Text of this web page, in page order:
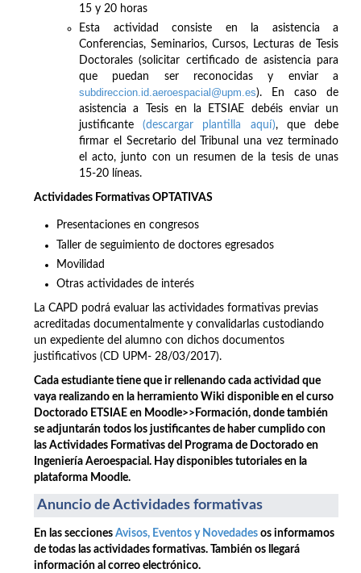
15 y 20 horas
Esta actividad consiste en la asistencia a
Conferencias, Seminarios, Cursos, Lecturas de Tesis
Doctorales (solicitar certificado de asistencia para
que puedan ser reconocidas y enviar a
subdireccion.id.aeroespacial@upm.es). En caso de
asistencia a Tesis en la ETSIAE debéis enviar un
justificante(descargar plantilla aquí), que debe
firmar el Secretario del Tribunal una vez terminado
el acto, junto con un resumen de la tesis de unas
15-20 líneas.
Actividades Formativas OPTATIVAS
Presentaciones en congresos
Taller de seguimiento de doctores egresados
Movilidad
Otras actividades de interés
La CAPD podrá evaluar las actividades formativas previas
acreditadas documentalmente y convalidarlas custodiando
un expediente del alumno con dichos documentos
justificativos (CD UPM- 28/03/2017).
Cada estudiante tiene que ir rellenando cada actividad que
vaya realizando en la herramiento Wiki disponible en el curso
Doctorado ETSIAE en Moodle>>Formación, donde también
se adjuntarán todos los justificantes de haber cumplido con
las Actividades Formativas del Programa de Doctorado en
Ingeniería Aeroespacial. Hay disponibles tutoriales en la
plataforma Moodle.
Anuncio de Actividades formativas
En las secciones Avisos, Eventos y Novedades os informamos
de todas las actividades formativas. También os llegará
información al correo electrónico.